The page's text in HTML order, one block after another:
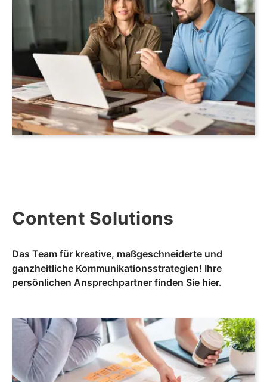
Content Solutions
Das Team für kreative, maßgeschneiderte und
ganzheitliche Kommunikationsstrategien! Ihre
persönlichen Ansprechpartner finden Sie hier.